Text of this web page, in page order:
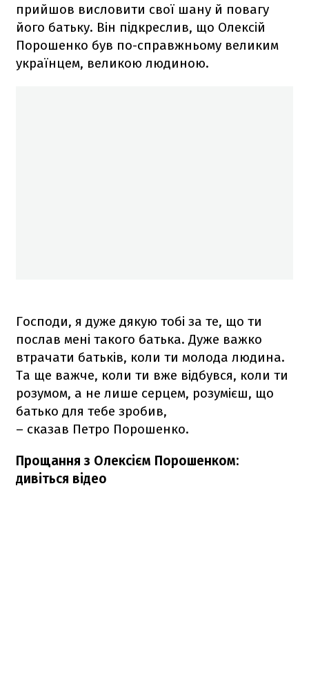
прийшов висловити свої шану й повагу
його батьку. Він підкреслив, що Олексій
Порошенко був по-справжньому великим
українцем, великою людиною.
Господи, я дуже дякую тобі за те, що ти
послав мені такого батька. Дуже важко
втрачати батьків, коли ти молода людина.
Та ще важче, коли ти вже відбувся, коли ти
розумом, а не лише серцем, розумієш, що
батько для тебе зробив,
– сказав Петро Порошенко.
Прощання з Олексієм Порошенком:
дивіться відео